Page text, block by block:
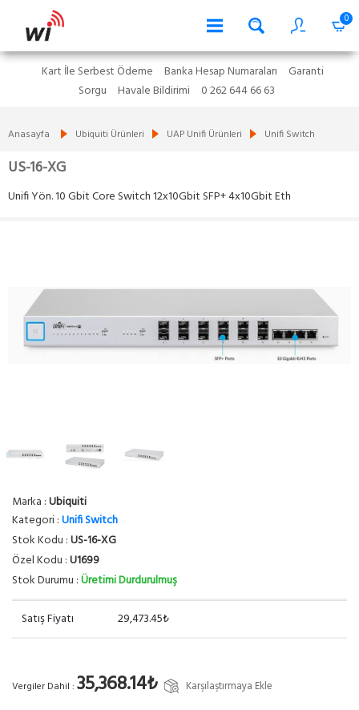
0
Kart İle Serbest Ödeme Banka Hesap Numaraları
Garanti
Sorgu
Havale Bildirimi 0 262 644 66 63
Anasayfa Ubiquiti Ürünleri UAP Unifi Ürünleri Unifi Switch
US-16-XG
Unifi Yön. 10 Gbit Core Switch 12x10Gbit SFP+ 4x10Gbit Eth
Marka :Ubiquiti
Kategori :Unifi Switch
Stok Kodu :US-16-XG
Özel Kodu :U1699
Stok Durumu :Üretimi Durdurulmuş
Satış Fiyatı 29,473.45₺
Vergiler Dahil : 35,368.14₺ Karşılaştırmaya Ekle